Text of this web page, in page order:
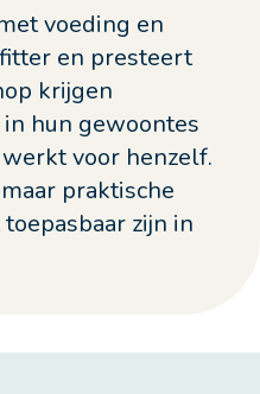
voeding en
en presteert
krijgen
hun gewoontes
voor henzelf.
praktische
zijn in